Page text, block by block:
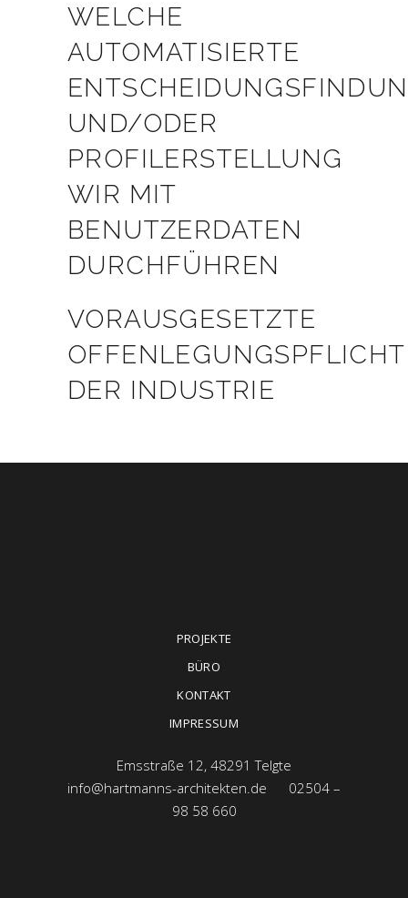
WELCHE
AUTOMATISIERTE
UND/ODER
PROFILERSTELLUNG
WIR MIT
BENUTZERDATEN
DURCHFÜHREN
VORAUSGESETZTE
DER INDUSTRIE
PROJEKTE
BÜRO
KONTAKT
IMPRESSUM
Emsstraße 12, 48291 Telgte
info@hartmanns-architekten.de
02504 –
98 58 660